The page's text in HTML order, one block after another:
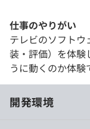
仕事のやりがい
テレビのソフト
装・評価）を体験
うに動くのか体験
開発環境